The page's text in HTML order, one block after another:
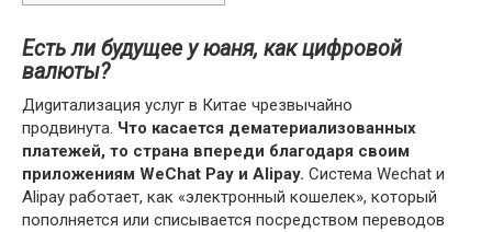
Есть ли будущее у юаня, как цифровой
валюты?
Диgитализация услуг в Китае чрезвычайно
продвинута. Что касается дематериализованных
платежей, то страна впереди благодаря своим
приложениям WeChat Pay и Alipay. Система Wechat и
Alipay работает, как «электронный кошелек», который
пополняется или списывается посредством переводов